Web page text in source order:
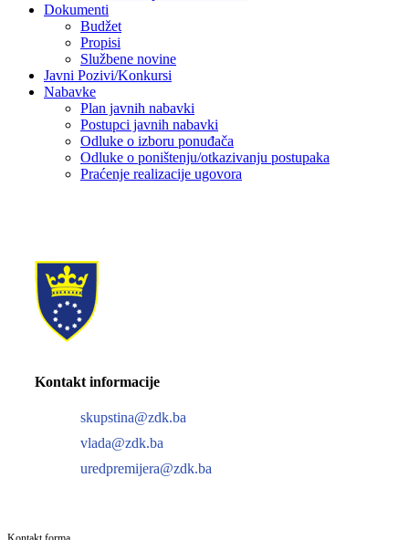
Dokumenti
Budžet
Propisi
Službene novine
Javni Pozivi/Konkursi
Nabavke
Plan javnih nabavki
Postupci javnih nabavki
Odluke o izboru ponuđača
Odluke o poništenju/otkazivanju postupaka
Praćenje realizacije ugovora
Kontakt informacije
skupstina@zdk.ba
vlada@zdk.ba
uredpremijera@zdk.ba